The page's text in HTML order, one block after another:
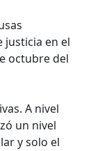
justicia en el
octubre del
A nivel
un nivel
y solo el